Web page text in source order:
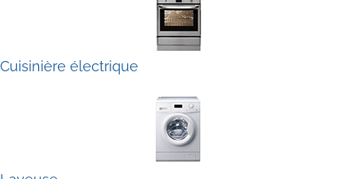
Cuisinière électrique